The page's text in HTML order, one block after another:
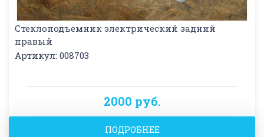
Стеклоподъемник электрический задний
правый
Артикул: 008703
2000 руб.
ПОДРОБНЕЕ